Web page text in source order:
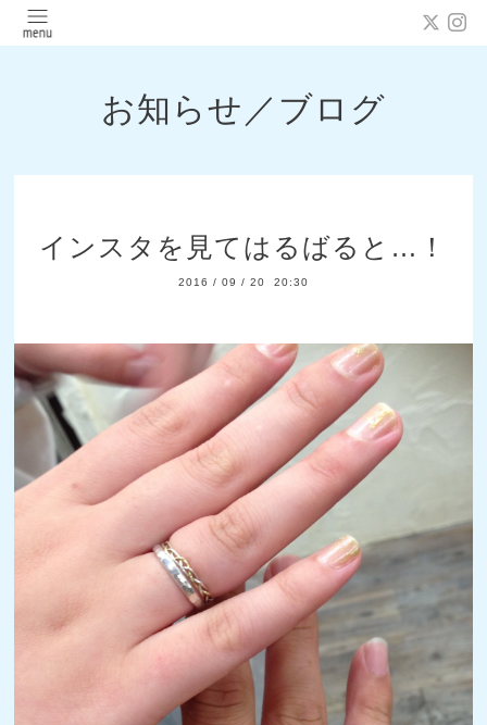
お知らせ／ブログ
インスタを見てはるばると…！
2016 / 09 / 20 20:30